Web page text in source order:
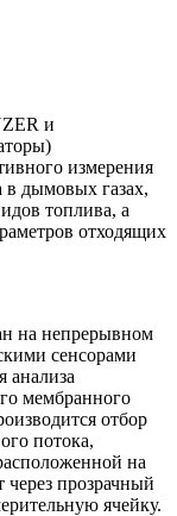
и
измерения
в дымовых газах,
топлива, а
отходящих
на непрерывном
сенсорами
анализа
мембранного
отбор
потока,
на
прозрачный
ячейку.